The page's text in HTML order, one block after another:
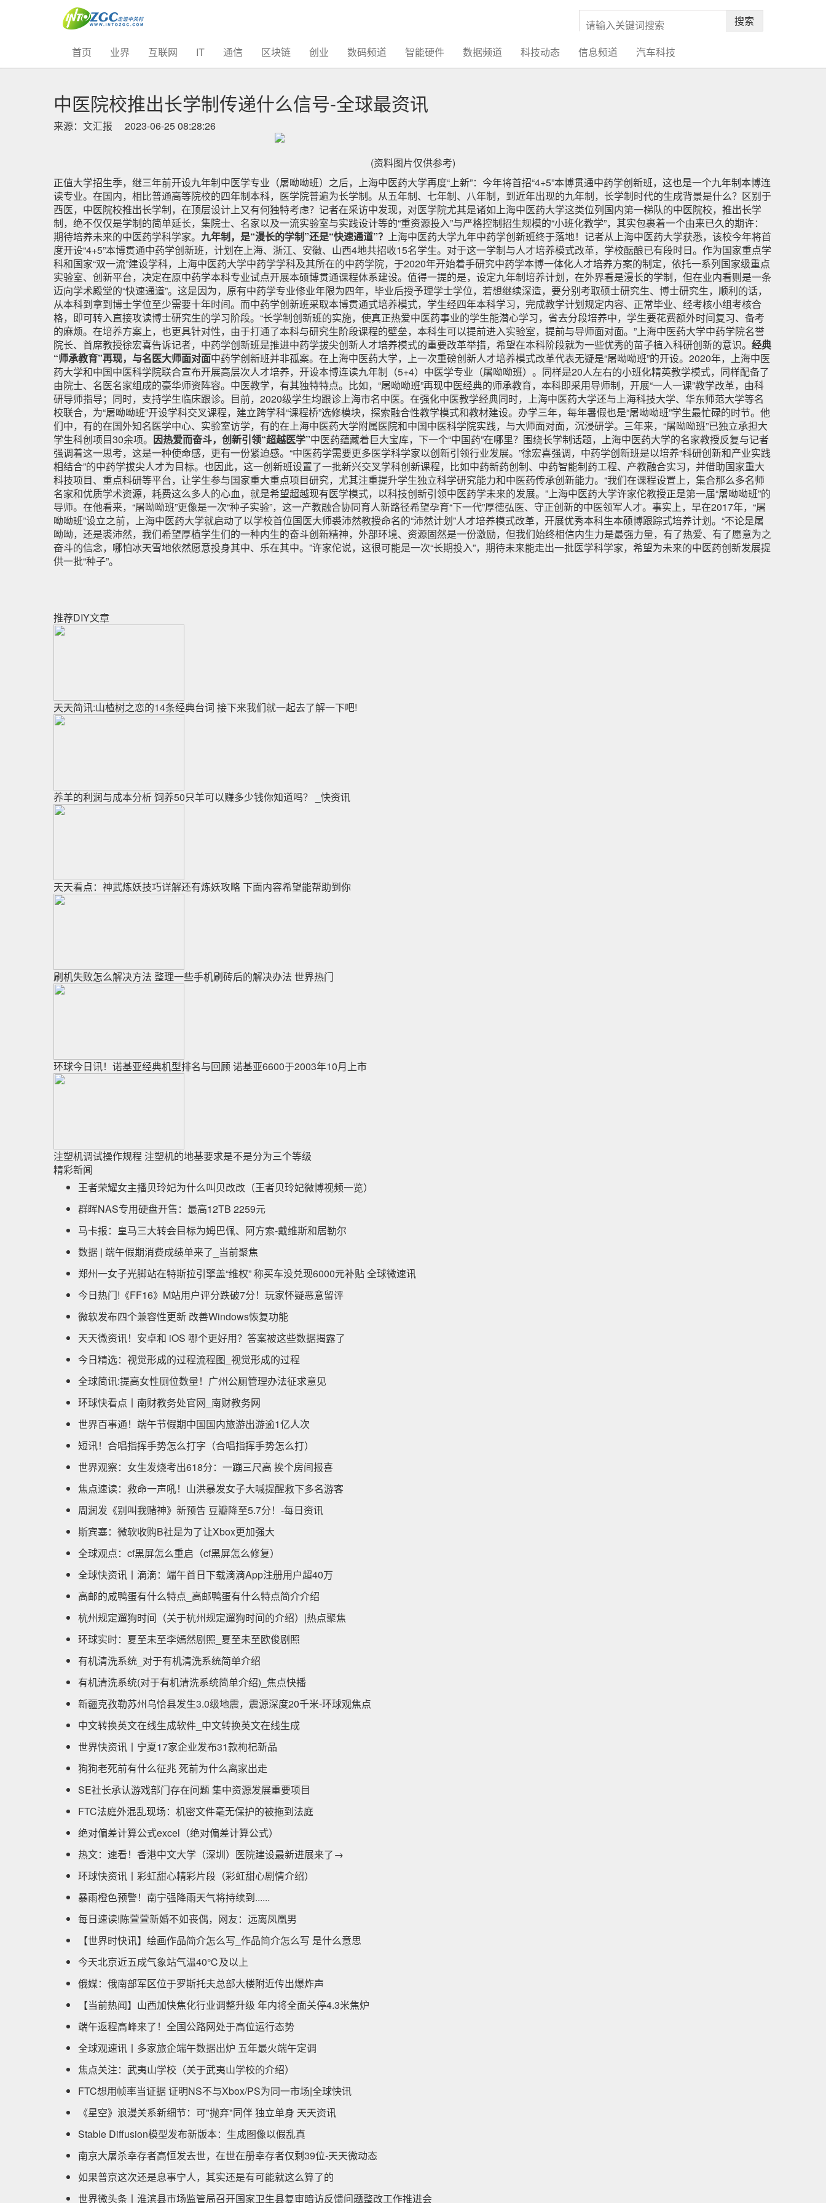
搜索
首页 (current)
业界 互联网 IT 通信 区块链 创业 数码频道 智能硬件 数据频道 科技动态 信息频道 汽车科技
中医院校推出长学制传递什么信号-全球最资讯
来源：文汇报 2023-06-25 08:28:26
(资料图片仅供参考)
正值大学招生季，继三年前开设九年制中医学专业（屠呦呦班）之后，上海中医药大学再度“上新”：今年将首招“4+5”本博贯通中药学创新班，这也是一个九年制本博连
读专业。在国内，相比普通高等院校的四年制本科，医学院普遍为长学制。从五年制、七年制、八年制，到近年出现的九年制，长学制时代的生成背景是什么？区别于
西医，中医院校推出长学制，在顶层设计上又有何独特考虑？记者在采访中发现，对医学院尤其是诸如上海中医药大学这类位列国内第一梯队的中医院校，推出长学
制，绝不仅仅是学制的简单延长，集院士、名家以及一流实验室与实践设计等的“重资源投入”与严格控制招生规模的“小班化教学”，其实包裹着一个由来已久的期许：
期待培养未来的中医药学科学家。 九年制，是“漫长的学制”还是“快速通道”？ 上海中医药大学九年中药学创新班终于落地！记者从上海中医药大学获悉，该校今年将首
度开设“4+5”本博贯通中药学创新班，计划在上海、浙江、安徽、山西4地共招收15名学生。对于这一学制与人才培养模式改革，学校酝酿已有段时日。作为国家重点学
科和国家“双一流”建设学科，上海中医药大学中药学学科及其所在的中药学院，于2020年开始着手研究中药学本博一体化人才培养方案的制定，依托一系列国家级重点
实验室、创新平台，决定在原中药学本科专业试点开展本硕博贯通课程体系建设。值得一提的是，设定九年制培养计划，在外界看是漫长的学制，但在业内看则是一条
迈向学术殿堂的“快速通道”。这是因为，原有中药学专业修业年限为四年，毕业后授予理学士学位，若想继续深造，要分别考取硕士研究生、博士研究生，顺利的话，
从本科到拿到博士学位至少需要十年时间。而中药学创新班采取本博贯通式培养模式，学生经四年本科学习，完成教学计划规定内容、正常毕业、经考核小组考核合
格，即可转入直接攻读博士研究生的学习阶段。“长学制创新班的实施，使真正热爱中医药事业的学生能潜心学习，省去分段培养中，学生要花费额外时间复习、备考
的麻烦。在培养方案上，也更具针对性，由于打通了本科与研究生阶段课程的壁垒，本科生可以提前进入实验室，提前与导师面对面。”上海中医药大学中药学院名誉
院长、首席教授徐宏喜告诉记者，中药学创新班是推进中药学拔尖创新人才培养模式的重要改革举措，希望在本科阶段就为一些优秀的苗子植入科研创新的意识。 经典
“师承教育”再现，与名医大师面对面中药学创新班并非孤案。在上海中医药大学，上一次重磅创新人才培养模式改革代表无疑是“屠呦呦班”的开设。2020年，上海中医
药大学和中国中医科学院联合宣布开展高层次人才培养，开设本博连读九年制（5+4）中医学专业（屠呦呦班）。同样是20人左右的小班化精英教学模式，同样配备了
由院士、名医名家组成的豪华师资阵容。中医教学，有其独特特点。比如，“屠呦呦班”再现中医经典的师承教育，本科即采用导师制，开展“一人一课”教学改革，由科
研导师指导；同时，支持学生临床跟诊。目前，2020级学生均跟诊上海市名中医。在强化中医教学经典同时，上海中医药大学还与上海科技大学、华东师范大学等名
校联合，为“屠呦呦班”开设学科交叉课程，建立跨学科“课程桥”选修模块，探索融合性教学模式和教材建设。办学三年，每年暑假也是“屠呦呦班”学生最忙碌的时节。他
们中，有的在国外知名医学中心、实验室访学，有的在上海中医药大学附属医院和中国中医科学院实践，与大师面对面，沉浸研学。三年来，“屠呦呦班”已独立承担大
学生科创项目30余项。 因热爱而奋斗，创新引领“超越医学”中医药蕴藏着巨大宝库，下一个“中国药”在哪里？围绕长学制话题，上海中医药大学的名家教授反复与记者
强调着这一思考，这是一种使命感，更有一份紧迫感。“中医药学需要更多医学科学家以创新引领行业发展。”徐宏喜强调，中药学创新班是以培养“科研创新和产业实践
相结合”的中药学拔尖人才为目标。也因此，这一创新班设置了一批新兴交叉学科创新课程，比如中药新药创制、中药智能制药工程、产教融合实习，并借助国家重大
科技项目、重点科研等平台，让学生参与国家重大重点项目研究，尤其注重提升学生独立科学研究能力和中医药传承创新能力。“我们在课程设置上，集合那么多名师
名家和优质学术资源，耗费这么多人的心血，就是希望超越现有医学模式，以科技创新引领中医药学未来的发展。”上海中医药大学许家佗教授正是第一届“屠呦呦班”的
导师。在他看来，“屠呦呦班”更像是一次“种子实验”，这一产教融合协同育人新路径希望孕育“下一代”厚德弘医、守正创新的中医领军人才。事实上，早在2017年，“屠
呦呦班”设立之前，上海中医药大学就启动了以学校首位国医大师裘沛然教授命名的“沛然计划”人才培养模式改革，开展优秀本科生本硕博跟踪式培养计划。“不论是屠
呦呦，还是裘沛然，我们希望厚植学生们的一种内生的奋斗创新精神，外部环境、资源固然是一份激励，但我们始终相信内生力是最强力量，有了热爱、有了愿意为之
奋斗的信念，哪怕冰天雪地依然愿意投身其中、乐在其中。”许家佗说，这很可能是一次“长期投入”，期待未来能走出一批医学科学家，希望为未来的中医药创新发展提
供一批“种子”。
推荐DIY文章
天天简讯:山楂树之恋的14条经典台词 接下来我们就一起去了解一下吧!
养羊的利润与成本分析 饲养50只羊可以赚多少钱你知道吗？ _快资讯
天天看点：神武炼妖技巧详解还有炼妖攻略 下面内容希望能帮助到你
刷机失败怎么解决方法 整理一些手机刷砖后的解决办法 世界热门
环球今日讯！诺基亚经典机型排名与回顾 诺基亚6600于2003年10月上市
注塑机调试操作规程 注塑机的地基要求是不是分为三个等级
精彩新闻
王者荣耀女主播贝玲妃为什么叫贝改改（王者贝玲妃微博视频一览）
群晖NAS专用硬盘开售：最高12TB 2259元
马卡报：皇马三大转会目标为姆巴佩、阿方索-戴维斯和居勒尔
数据 | 端午假期消费成绩单来了_当前聚焦
郑州一女子光脚站在特斯拉引擎盖“维权” 称买车没兑现6000元补贴 全球微速讯
今日热门!《FF16》M站用户评分跌破7分！玩家怀疑恶意留评
微软发布四个兼容性更新 改善Windows恢复功能
天天微资讯！安卓和 iOS 哪个更好用？答案被这些数据揭露了
今日精选：视觉形成的过程流程图_视觉形成的过程
全球简讯:提高女性厕位数量！广州公厕管理办法征求意见
环球快看点丨南财教务处官网_南财教务网
世界百事通！端午节假期中国国内旅游出游逾1亿人次
短讯！合唱指挥手势怎么打字（合唱指挥手势怎么打）
世界观察：女生发烧考出618分：一蹦三尺高 挨个房间报喜
焦点速读：救命一声吼！山洪暴发女子大喊提醒救下多名游客
周润发《别叫我赌神》新预告 豆瓣降至5.7分！-每日资讯
斯宾塞：微软收购B社是为了让Xbox更加强大
全球观点：cf黑屏怎么重启（cf黑屏怎么修复）
全球快资讯丨滴滴：端午首日下载滴滴App注册用户超40万
高邮的咸鸭蛋有什么特点_高邮鸭蛋有什么特点简介介绍
杭州规定遛狗时间（关于杭州规定遛狗时间的介绍）|热点聚焦
环球实时：夏至未至李嫣然剧照_夏至未至欧俊剧照
有机清洗系统_对于有机清洗系统简单介绍
有机清洗系统(对于有机清洗系统简单介绍)_焦点快播
新疆克孜勒苏州乌恰县发生3.0级地震，震源深度20千米-环球观焦点
中文转换英文在线生成软件_中文转换英文在线生成
世界快资讯丨宁夏17家企业发布31款枸杞新品
狗狗老死前有什么征兆 死前为什么离家出走
SE社长承认游戏部门存在问题 集中资源发展重要项目
FTC法庭外混乱现场：机密文件毫无保护的被拖到法庭
绝对偏差计算公式excel（绝对偏差计算公式）
热文：速看！香港中文大学（深圳）医院建设最新进展来了→
环球快资讯丨彩虹甜心精彩片段（彩虹甜心剧情介绍）
暴雨橙色预警！南宁强降雨天气将持续到......
每日速读!陈萱萱新婚不如丧偶，网友：远离凤凰男
【世界时快讯】绘画作品简介怎么写_作品简介怎么写 是什么意思
今天北京近五成气象站气温40℃及以上
俄媒：俄南部军区位于罗斯托夫总部大楼附近传出爆炸声
【当前热闻】山西加快焦化行业调整升级 年内将全面关停4.3米焦炉
端午返程高峰来了！全国公路网处于高位运行态势
全球观速讯丨多家旅企端午数据出炉 五年最火端午定调
焦点关注：武夷山学校（关于武夷山学校的介绍）
FTC想用帧率当证据 证明NS不与Xbox/PS为同一市场|全球快讯
《星空》浪漫关系新细节：可"抛弃"同伴 独立单身 天天资讯
Stable Diffusion模型发布新版本：生成图像以假乱真
南京大屠杀幸存者高恒发去世，在世在册幸存者仅剩39位-天天微动态
如果普京这次还是息事宁人，其实还是有可能就这么算了的
世界微头条丨淮滨县市场监管局召开国家卫生县复审暗访反馈问题整改工作推进会